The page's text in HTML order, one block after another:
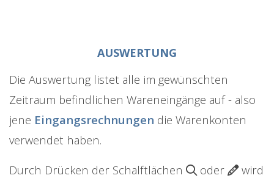
AUSWERTUNG
Die Auswertung listet alle im gewünschten
Zeitraum befindlichen Wareneingänge auf - also
jene Eingangsrechnungen die Warenkonten
verwendet haben.
Durch Drücken der Schalftlächen
oder
wird